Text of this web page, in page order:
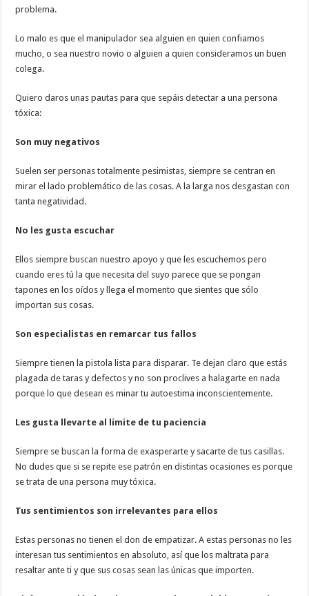
problema.
Lo malo es que el manipulador sea alguien en quien confiamos
mucho, o sea nuestro novio o alguien a quien consideramos un buen
colega.
Quiero daros unas pautas para que sepáis detectar a una persona
tóxica:
Son muy negativos
Suelen ser personas totalmente pesimistas, siempre se centran en
mirar el lado problemático de las cosas. A la larga nos desgastan con
tanta negatividad.
No les gusta escuchar
Ellos siempre buscan nuestro apoyo y que les escuchemos pero
cuando eres tú la que necesita del suyo parece que se pongan
tapones en los oídos y llega el momento que sientes que sólo
importan sus cosas.
Son especialistas en remarcar tus fallos
Siempre tienen la pistola lista para disparar. Te dejan claro que estás
plagada de taras y defectos y no son proclives a halagarte en nada
porque lo que desean es minar tu autoestima inconscientemente.
Les gusta llevarte al límite de tu paciencia
Siempre se buscan la forma de exasperarte y sacarte de tus casillas.
No dudes que si se repite ese patrón en distintas ocasiones es porque
se trata de una persona muy tóxica.
Tus sentimientos son irrelevantes para ellos
Estas personas no tienen el don de empatizar. A estas personas no les
interesan tus sentimientos en absoluto, así que los maltrata para
resaltar ante ti y que sus cosas sean las únicas que importen.